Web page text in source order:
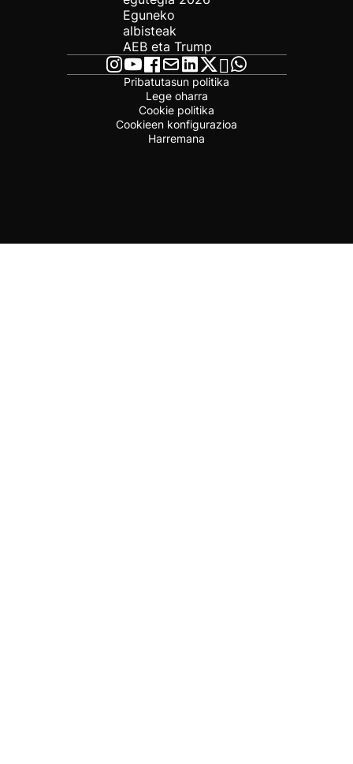
Eguneko
albisteak
AEB eta Trump
Pribatutasun politika
Lege oharra
Cookie politika
Cookieen konfigurazioa
Harremana